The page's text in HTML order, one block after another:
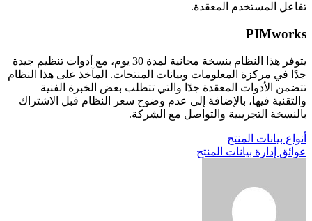
تفاعل المستخدم المعقدة.
PIMworks
يتوفر هذا النظام بنسخة مجانية لمدة 30 يوم، مع أدوات تنظيم جيدة
جدًا في مركزة المعلومات وبيانات المنتجات. المآخذ على هذا النظام
تتضمن الأدوات المعقدة جدًا والتي تتطلب بعض الخبرة الفنية
والتقنية فيها، بالإضافة إلى عدم وضوح سعر النظام قبل الاشتراك
بالنسخة التجريبية والتواصل مع الشركة.
تصفّح
المقالات
أنواع بيانات المنتج
عوائق إدارة بيانات المنتج